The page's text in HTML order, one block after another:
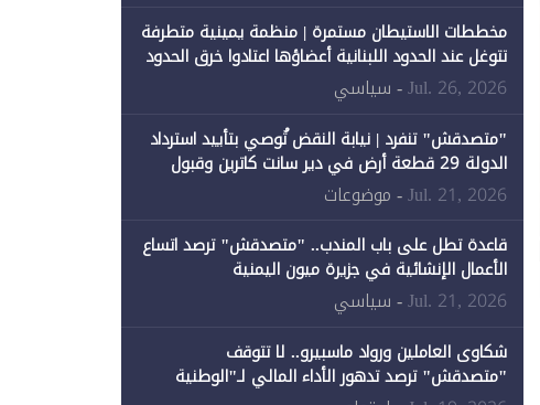
مخططات الاستيطان مستمرة | منظمة يمينية متطرفة
تتوغل عند الحدود اللبنانية أعضاؤها اعتادوا خرق الحدود
Jul. 26, 2026- سياسي
"متصدقش" تنفرد | نيابة النقض تُوصي بتأييد استرداد
الدولة 29 قطعة أرض في دير سانت كاترين وقبول
طعن الحكومة جزئيًا (1)
Jul. 21, 2026- موضوعات
قاعدة تطل على باب المندب.. "متصدقش" ترصد اتساع
الأعمال الإنشائية في جزيرة ميون اليمنية
Jul. 21, 2026- سياسي
شكاوى العاملين ورواد ماسبيرو.. لا تتوقف
"متصدقش" ترصد تدهور الأداء المالي لـ"الوطنية